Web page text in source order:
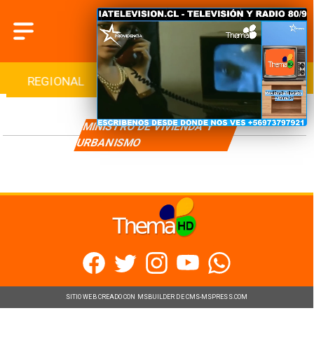
REGIONAL INTERNACIONAL DEPORTES
MINISTRO DE VIVIENDA Y
URBANISMO
SITIO WEB CREADO CON MSBUILDER DE CMS-MSPRESS.COM